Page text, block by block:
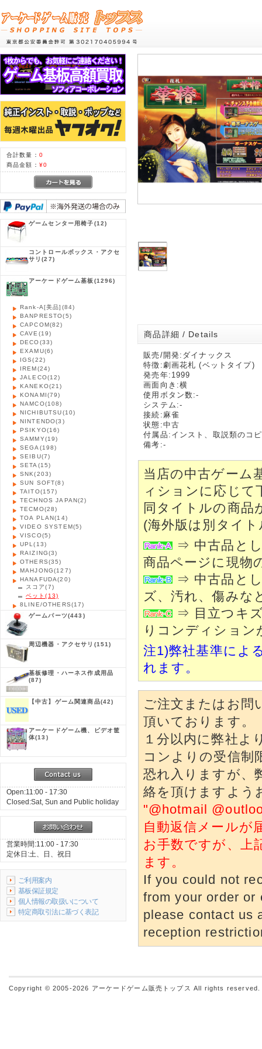
合計数量： 0
商品金額： ¥0
ゲームセンター用椅子(12)
コントロールボックス・アクセ
サリ(27)
アーケードゲーム基板 (1296)
Rank-A[美品] (84)
BANPRESTO(5)
CAPCOM(82)
CAVE (19)
DECO(33)
EXAMU(6)
IGS(22)
IREM(24)
JALECO(12)
KANEKO(21)
KONAMI(79)
NAMCO(108)
NICHIBUTSU(10)
NINTENDO(3)
PSIKYO(16)
SAMMY(19)
SEGA (198)
SEIBU(7)
SETA (15)
SNK(203)
SUN SOFT(8)
TAITO(157)
TECHNOS JAPAN(2)
TECMO(28)
TOA PLAN(14)
VIDEO SYSTEM(5)
VISCO(5)
UPL(13)
RAIZING(3)
OTHERS(35)
MAHJONG(127)
HANAFUDA(20)
スコア(7)
ベット(13)
8LINE/OTHERS(17)
ゲームパーツ(443)
周辺機器・アクセサリ (151)
基板修理・ハーネス作成用品
(87)
【中古】ゲーム関連商品(42)
アーケードゲーム機、ビデオ筐
体(13)
Open:11:00 - 17:30
Closed:Sat, Sun and Public holiday
営業時間:11:00 - 17:30
定休日:土、日、祝日
ご利用案内
基板保証規定
個人情報の取扱いについて
特定商取引法に基づく表記
商品詳細 / Details
販売/開発:ダイナックス
特徴:劇画花札 (ベットタイプ)
発売年:1999
画面向き:横
使用ボタン数:-
システム:-
接続:麻雀
状態:中古
付属品:インスト、取説類のコ
備考:-
当店の中古ゲーム
ィションに応じて
同タイトルの商品
(海外版は別タイ
⇒ 中古品とし
商品ページに現物
⇒ 中古品とし
ズ、汚れ、傷みな
⇒ 目立つキズ
りコンディション
注1)弊社基準によ
れます。
ご注文またはお問
頂いております。
１分以内に弊社よ
コンよりの受信制
恐れ入りますが、
絡を頂けますよう
"@hotmail
自動返信メールが
お手数ですが、上
ます。
If you could not
from your order or
please contact us
reception
Copyright © 2005-2026 アーケードゲーム販売トップス All rights reserved.